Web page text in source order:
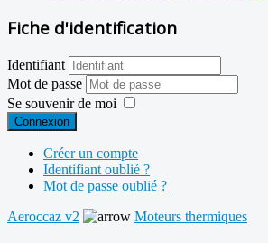
Fiche d'identification
Identifiant
Mot de passe
Se souvenir de moi
Connexion
Créer un compte
Identifiant oublié ?
Mot de passe oublié ?
Aeroccaz v2
Moteurs thermiques